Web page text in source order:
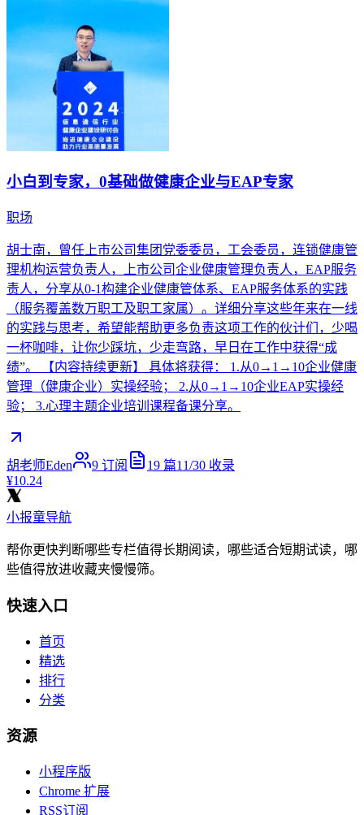
小白到专家，0基础做健康企业与EAP专家
职场
胡士南，曾任上市公司集团党委委员，工会委员，连锁健康管
理机构运营负责人，上市公司企业健康管理负责人，EAP服务
责人，分享从0-1构建企业健康管体系、EAP服务体系的实践
（服务覆盖数万职工及职工家属）。详细分享这些年来在一线
的实践与思考，希望能帮助更多负责这项工作的伙计们，少喝
一杯咖啡，让你少踩坑，少走弯路，早日在工作中获得“成
绩”。 【内容持续更新】 具体将获得： 1.从0→1→10企业健康
管理（健康企业）实操经验； 2.从0→1→10企业EAP实操经
验； 3.心理主题企业培训课程备课分享。
胡老师Eden 9 订阅 19 篇11/30 收录
¥10.24
小报童导航
帮你更快判断哪些专栏值得长期阅读，哪些适合短期试读，哪
些值得放进收藏夹慢慢筛。
快速入口
首页
精选
排行
分类
资源
小程序版
Chrome 扩展
RSS订阅